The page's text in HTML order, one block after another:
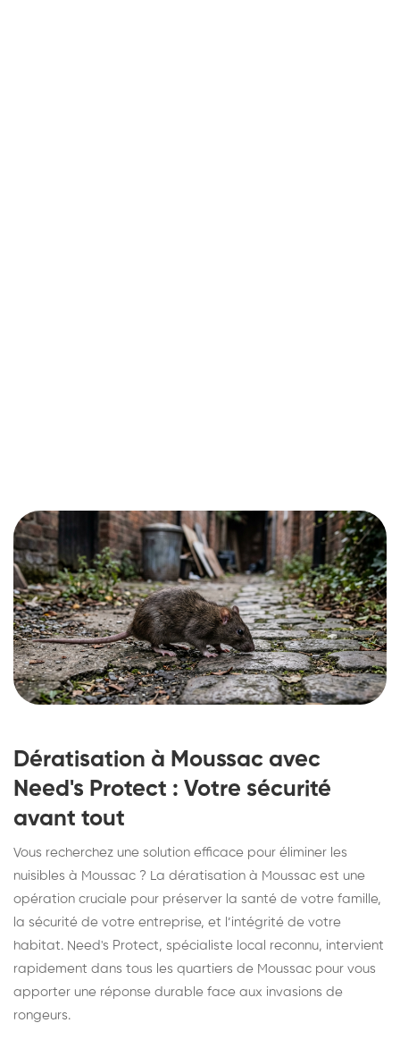
Dératisation à Moussac avec
Need's Protect : Votre sécurité
avant tout
Vous recherchez une solution efficace pour éliminer les
nuisibles à Moussac ? La dératisation à Moussac est une
opération cruciale pour préserver la santé de votre famille,
la sécurité de votre entreprise, et l’intégrité de votre
habitat. Need's Protect, spécialiste local reconnu, intervient
rapidement dans tous les quartiers de Moussac pour vous
apporter une réponse durable face aux invasions de
rongeurs.